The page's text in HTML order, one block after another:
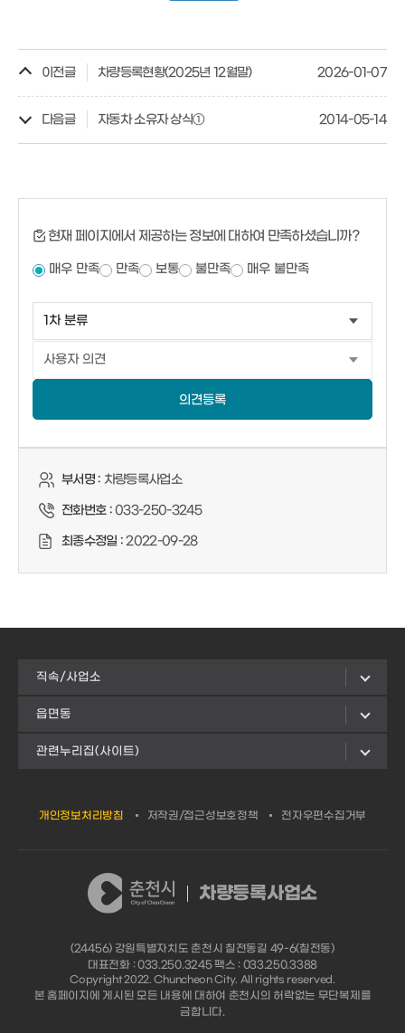
이전글 차량등록현황(2025년 12월말) 2026-01-07
다음글 자동차 소유자 상식① 2014-05-14
현재 페이지에서 제공하는 정보에 대하여 만족하셨습니까?
매우 만족 만족 보통 불만족 매우 불만족
의견등록
부서명 : 차량등록사업소
전화번호 :033-250-3245
최종수정일 :2022-09-28
직속/사업소
읍면동
관련누리집(사이트)
개인정보처리방침 저작권/접근성보호정책 전자우편수집거부
차량등록사업소
(24456) 강원특별자치도 춘천시 칠전동길 49-6(칠전동)
대표전화 : 033.250.3245 팩스 : 033.250.3388
Copyright 2022. Chuncheon City. All rights reserved.
본 홈페이지에 게시된 모든 내용에 대하여 춘천시의 허락없는 무단복제를
금합니다.